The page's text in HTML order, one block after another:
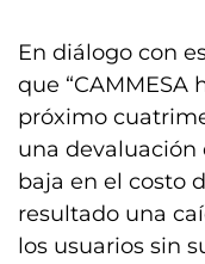
En diálogo con
que “CAMMESA
próximo
una devaluación
baja en el costo
resultado una
los usuarios sin